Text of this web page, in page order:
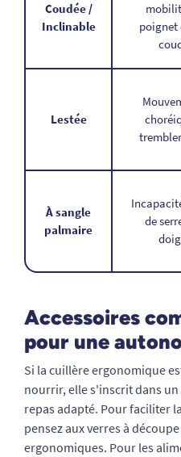
Coudée /
Inclinable
poignet
Lestée
À sangle
palmaire
de
Accessoires
pour une
Si la cuillère ergonomique
nourrir, elle s'inscrit dans
repas adapté. Pour faciliter
pensez aux verres à
ergonomiques. Pour les